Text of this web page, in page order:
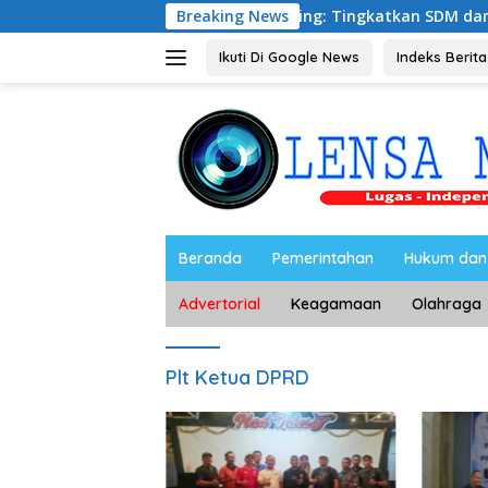
ke
Breaking News
Kota, Riyono Caping: Tingkatkan SDM dan Gerakkan
Ikuti Di Google News Indeks Berita
Beranda Pemerintahan Hukum
Advertorial Keagamaan Olahraga
Plt Ketua DPRD